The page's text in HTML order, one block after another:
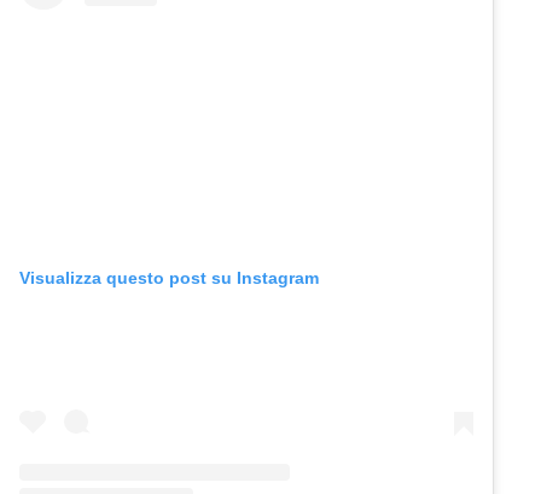
Visualizza questo post su Instagram